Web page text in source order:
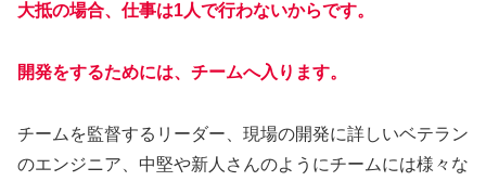
大抵の場合、仕事は1人で行わないからです。
開発をするためには、チームへ入ります。
チームを監督するリーダー、現場の開発に詳しいベテラン
のエンジニア、中堅や新人さんのようにチームには様々な